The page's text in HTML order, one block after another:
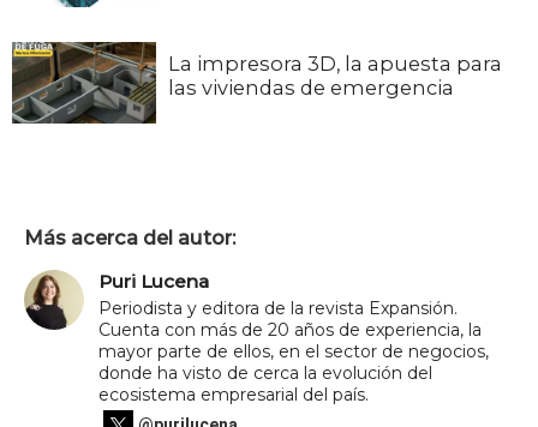
La impresora 3D, la apuesta para
las viviendas de emergencia
Más acerca del autor:
Puri Lucena
Periodista y editora de la revista Expansión.
Cuenta con más de 20 años de experiencia, la
mayor parte de ellos, en el sector de negocios,
donde ha visto de cerca la evolución del
ecosistema empresarial del país.